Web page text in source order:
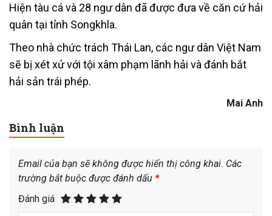
Hiện tàu cá và 28 ngư dân đã được đưa về căn cứ hải
quân tại tỉnh Songkhla.
Theo nhà chức trách Thái Lan, các ngư dân Việt Nam
sẽ bị xét xử với tội xâm phạm lãnh hải và đánh bắt
hải sản trái phép.
Mai Anh
Bình luận
Email của bạn sẽ không được hiển thị công khai. Các
trường bắt buộc được đánh dấu *
Đánh giá